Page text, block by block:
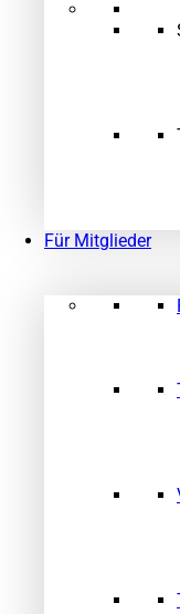
Für Mitglieder